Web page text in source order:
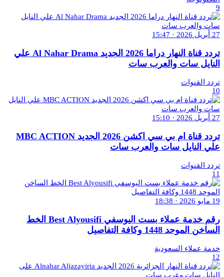
9
27 أبريل 2026 · 15:47
تردد قناة النهار دراما 2026 الجديد Al Nahar Drama علي
النايل سات والعرب سات
تردد القنوات
10
27 أبريل 2026 · 15:10
تردد قناة ام بي سي اكشن 2026 الجديد MBC ACTION
علي النايل سات والعرب سات
تردد القنوات
11
19 مايو 2026 · 18:38
رقم خدمة عملاء بست اليوسفي Best Alyousifi الخط
الساخن الموحد 1448 وكافة التفاصيل
خدمة عملاء السعودية
12